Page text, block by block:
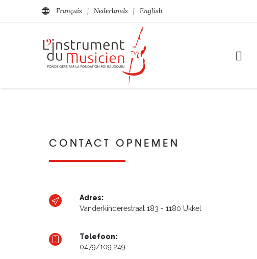
Français | Nederlands | English
CONTACT OPNEMEN
Adres:
Vanderkinderestraat 183 - 1180 Ukkel
Telefoon:
0479/109.249